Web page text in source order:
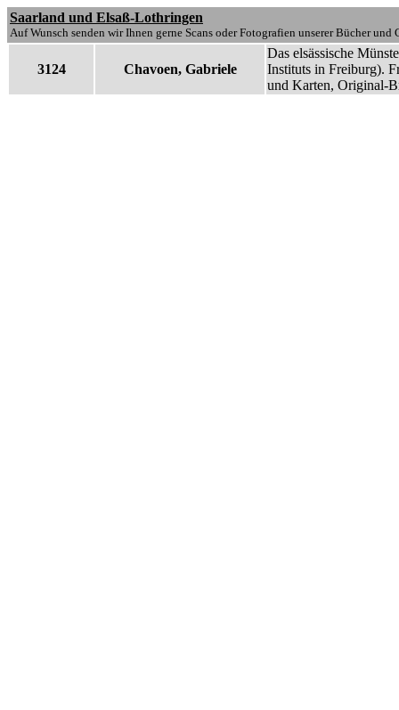
Saarland und Elsaß-Lothringen
Auf Wunsch senden wir Ihnen gerne Scans oder Fotografien unserer Bücher und
3124 Chavoen, Gabriele
Das elsässische
Instituts in Freiburg).
und Karten, Original-